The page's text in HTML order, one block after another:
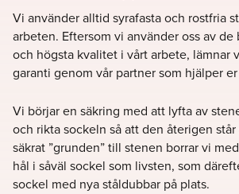
Vi använder alltid syrafasta och rostfria
arbeten. Eftersom vi använder oss av de
och högsta kvalitet i vårt arbete, lämnar
garanti genom vår partner som hjälper
Vi börjar en säkring med att lyfta av
och rikta sockeln så att den återigen
säkrat ”grunden” till stenen borrar vi
hål i såväl sockel som livsten, som
sockel med nya ståldubbar på plats.